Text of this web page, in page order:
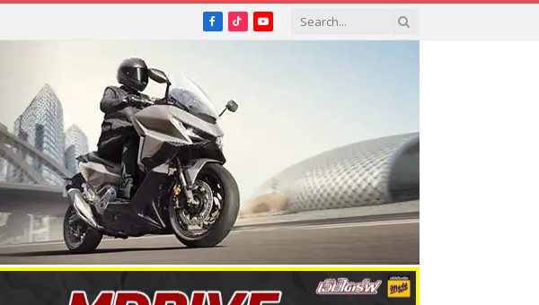
Facebook
TikTokYouTube